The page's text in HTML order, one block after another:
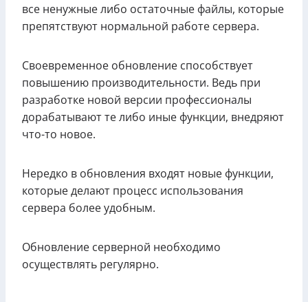
все ненужные либо остаточные файлы, которые
препятствуют нормальной работе сервера.
Своевременное обновление способствует
повышению производительности. Ведь при
разработке новой версии профессионалы
дорабатывают те либо иные функции, внедряют
что-то новое.
Нередко в обновления входят новые функции,
которые делают процесс использования
сервера более удобным.
Обновление серверной необходимо
осуществлять регулярно.